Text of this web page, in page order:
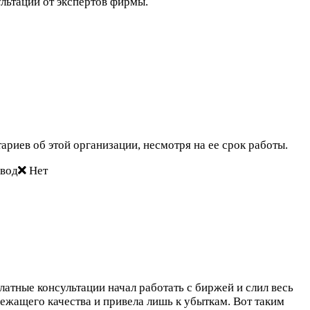
об этой организации, несмотря на ее срок работы.
Нет
консультации начал работать с биржей и слил весь
качества и привела лишь к убыткам. Вот таким